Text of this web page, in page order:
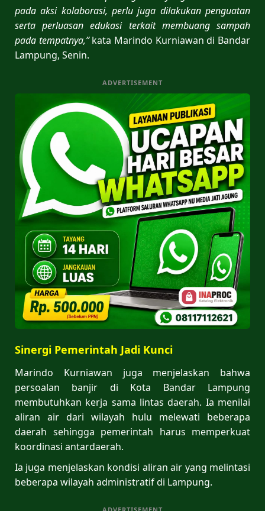
pada aksi kolaborasi, perlu juga dilakukan penguatan
serta perluasan edukasi terkait membuang sampah
pada tempatnya,”kata Marindo Kurniawan di Bandar
Lampung, Senin.
ADVERTISEMENT
Sinergi Pemerintah Jadi Kunci
Marindo Kurniawan juga menjelaskan bahwa
persoalan banjir di Kota Bandar Lampung
membutuhkan kerja sama lintas daerah. Ia menilai
aliran air dari wilayah hulu melewati beberapa
daerah sehingga pemerintah harus memperkuat
koordinasi antardaerah.
Ia juga menjelaskan kondisi aliran air yang melintasi
beberapa wilayah administratif di Lampung.